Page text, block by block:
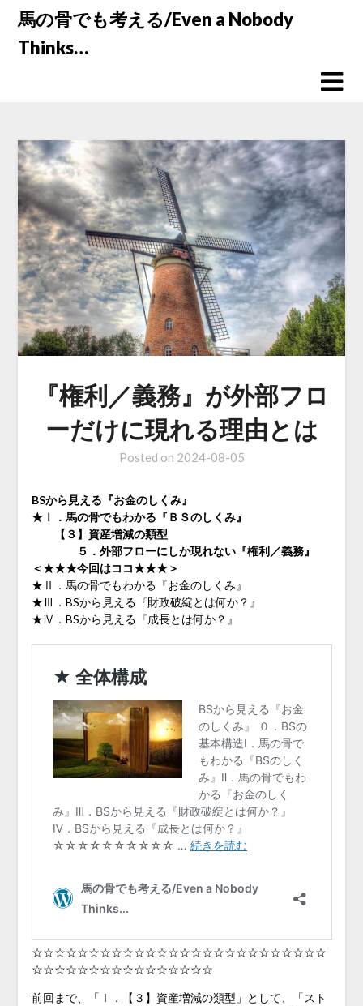
Skip
content
馬の骨でも考える/Even a Nobody
Thinks…
『権利／義務』が外部フロ
ーだけに現れる理由とは
Posted on 2024-08-05
BSから見える『お金のしくみ』
★Ⅰ．馬の骨でもわかる『ＢＳのしくみ』
【３】資産増減の類型
５．外部フローにしか現れない『権利／義務』
＜★★★今回はココ★★★＞
★Ⅱ．馬の骨でもわかる『お金のしくみ』
★Ⅲ．BSから見える『財政破綻とは何か？』
★Ⅳ．BSから見える『成長とは何か？』
☆☆☆☆☆☆☆☆☆☆☆☆☆☆☆☆☆☆☆☆☆☆☆☆☆☆
☆☆☆☆☆☆☆☆☆☆☆☆☆☆☆☆
前回まで、「Ⅰ．【３】資産増減の類型」として、「スト